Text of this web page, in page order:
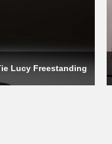
Lucy Freestanding